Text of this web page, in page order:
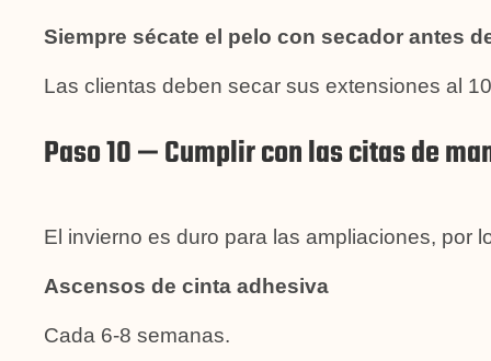
Siempre sécate el pelo con secador antes
Las clientas deben secar sus extensiones al
Paso 10 — Cumplir con las citas de
El invierno es duro para las ampliaciones, por
Ascensos de cinta adhesiva
Cada 6-8 semanas.